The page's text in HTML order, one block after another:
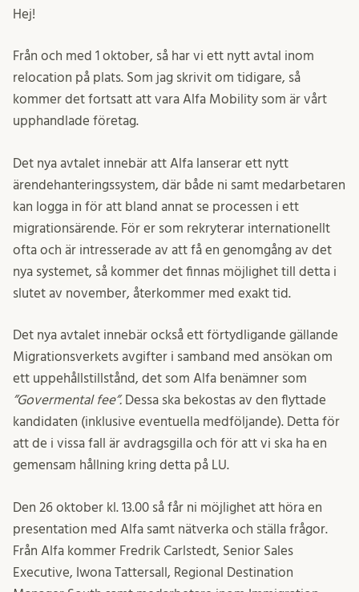
Hej!
Från och med 1 oktober, så har vi ett nytt avtal inom
relocation på plats. Som jag skrivit om tidigare, så
kommer det fortsatt att vara Alfa Mobility som är vårt
upphandlade företag.
Det nya avtalet innebär att Alfa lanserar ett nytt
ärendehanteringssystem, där både ni samt medarbetaren
kan logga in för att bland annat se processen i ett
migrationsärende. För er som rekryterar internationellt
ofta och är intresserade av att få en genomgång av det
nya systemet, så kommer det finnas möjlighet till detta i
slutet av november, återkommer med exakt tid.
Det nya avtalet innebär också ett förtydligande gällande
Migrationsverkets avgifter i samband med ansökan om
ett uppehållstillstånd, det som Alfa benämner som
”Govermental fee”. Dessa ska bekostas av den flyttade
kandidaten (inklusive eventuella medföljande). Detta för
att de i vissa fall är avdragsgilla och för att vi ska ha en
gemensam hållning kring detta på LU.
Den 26 oktober kl. 13.00 så får ni möjlighet att höra en
presentation med Alfa samt nätverka och ställa frågor.
Från Alfa kommer Fredrik Carlstedt, Senior Sales
Executive, Iwona Tattersall, Regional Destination